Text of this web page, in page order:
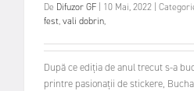
De Difuzor GF 10 Mai, 2022
fest,vali dobrin,
După ce ediţia de anul trecut s-a
printre pasionaţii de stickere,